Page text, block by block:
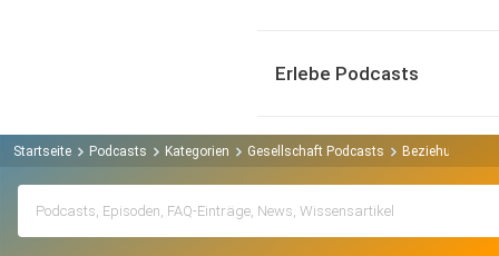
Erlebe Podcasts
Startseite Podcasts Kategorien Gesellschaft Podcasts Beziehungen